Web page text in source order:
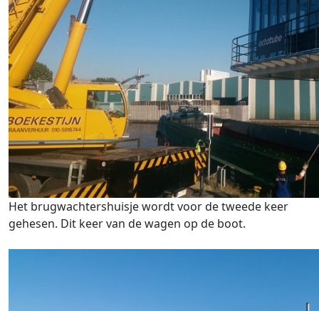
Het brugwachtershuisje wordt voor de tweede keer
gehesen. Dit keer van de wagen op de boot.